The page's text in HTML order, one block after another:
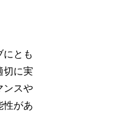
にとも
切に実
ンスや
性があ